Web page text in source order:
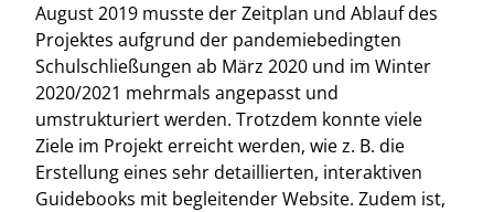
August 2019 musste der Zeitplan und Ablauf des
Projektes aufgrund der pandemiebedingten
Schulschließungen ab März 2020 und im Winter
2020/2021 mehrmals angepasst und
umstrukturiert werden. Trotzdem konnte viele
Ziele im Projekt erreicht werden, wie z. B. die
Erstellung eines sehr detaillierten, interaktiven
Guidebooks mit begleitender Website. Zudem ist,